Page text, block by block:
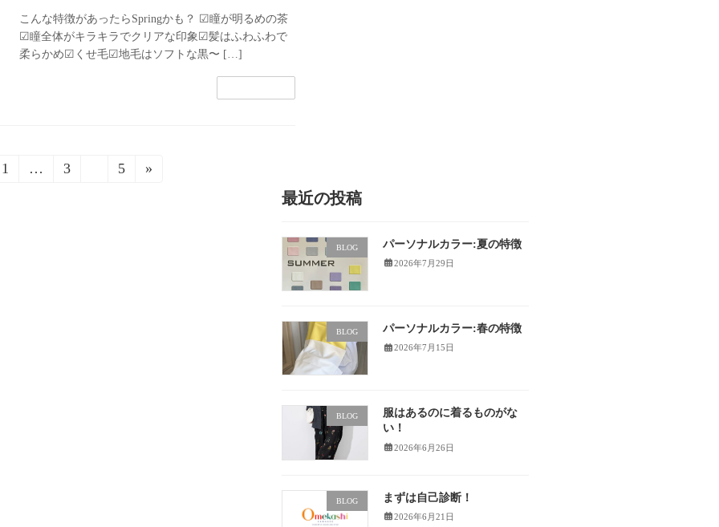
こんな特徴があったらSpringかも？ ☑︎瞳が明るめの茶
☑︎瞳全体がキラキラでクリアな印象☑︎髪はふわふわで
柔らかめ☑︎くせ毛☑︎地毛はソフトな黒〜 […]
固
1 …
固
3
固
5 »
最近の投稿
BLOG パーソナルカラー:夏の特徴
2026年7月29日
BLOG パーソナルカラー:春の特徴
2026年7月15日
BLOG
服はあるのに着るものがな
い！
2026年6月26日
BLOG まずは自己診断！
2026年6月21日